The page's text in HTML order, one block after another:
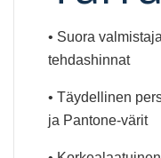
• Suora
tehdashinnat
• Täydellinen
ja Pantone-värit